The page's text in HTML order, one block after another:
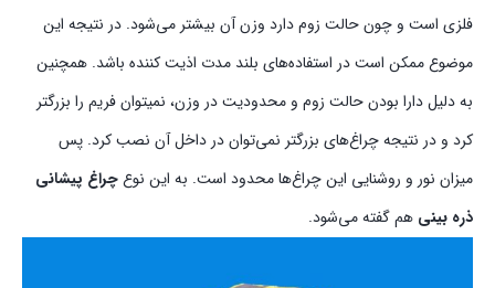
فلزی است و چون حالت زوم دارد وزن آن بیشتر می‌شود. در نتیجه این
موضوع ممکن است در استفاده‌های بلند مدت اذیت کننده باشد. همچنین
به دلیل دارا بودن حالت زوم و محدودیت در وزن، نمیتوان فریم را بزرگتر
کرد و در نتیجه چراغ‌های بزرگتر نمی‌توان در داخل آن نصب کرد. پس
میزان نور و روشنایی این چراغ‌ها محدود است. به این نوعچراغ پیشانی
ذره بینی هم گفته می‌شود.